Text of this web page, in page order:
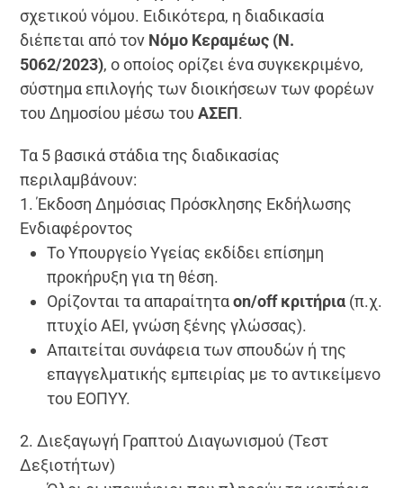
σχετικού νόμου. Ειδικότερα, η διαδικασία
διέπεται από τον Νόμο Κεραμέως (Ν.
5062/2023), ο οποίος ορίζει ένα συγκεκριμένο,
σύστημα επιλογής των διοικήσεων των φορέων
του Δημοσίου μέσω τουΑΣΕΠ.
Τα 5 βασικά στάδια της διαδικασίας
περιλαμβάνουν:
1. Έκδοση Δημόσιας Πρόσκλησης Εκδήλωσης
Ενδιαφέροντος
Το Υπουργείο Υγείας εκδίδει επίσημη
προκήρυξη για τη θέση.
Ορίζονται τα απαραίτηταon/off κριτήρια (π.χ.
πτυχίο ΑΕΙ, γνώση ξένης γλώσσας).
Απαιτείται συνάφεια των σπουδών ή της
επαγγελματικής εμπειρίας με το αντικείμενο
του ΕΟΠΥΥ.
2. Διεξαγωγή Γραπτού Διαγωνισμού (Τεστ
Δεξιοτήτων)